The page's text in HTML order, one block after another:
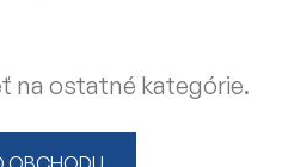
na ostatné kategórie.